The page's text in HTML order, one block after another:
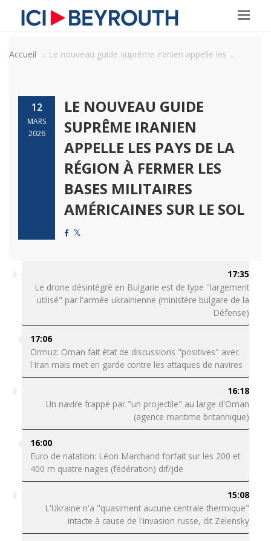
Accueil Le nouveau guide suprême iranien appelle les ...
12
MARS
2026
LE NOUVEAU GUIDE
SUPRÊME IRANIEN
APPELLE LES PAYS DE LA
RÉGION À FERMER LES
BASES MILITAIRES
AMÉRICAINES SUR LE SOL
17:35
Le drone désintégré en Bulgarie est de type "largement
utilisé" par l'armée ukrainienne (ministère bulgare de la
Défense)
17:06
Ormuz: Oman fait état de discussions "positives" avec
l'Iran mais met en garde contre les attaques de navires
16:18
Un navire frappé par "un projectile" au large d'Oman
(agence maritime britannique)
16:00
Euro de natation: Léon Marchand forfait sur les 200 et
400 m quatre nages (fédération) dif/jde
15:08
L'Ukraine n'a "quasiment aucune centrale thermique"
intacte à cause de l'invasion russe, dit Zelensky